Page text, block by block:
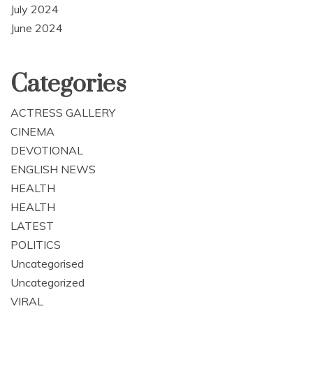
July 2024
June 2024
Categories
ACTRESS GALLERY
CINEMA
DEVOTIONAL
ENGLISH NEWS
HEALTH
HEALTH
LATEST
POLITICS
Uncategorised
Uncategorized
VIRAL